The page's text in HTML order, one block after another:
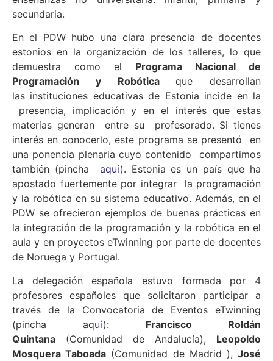
secundaria.
En el PDW hubo una clara presencia de docentes
estonios en la organización de los talleres, lo que
demuestra como el Programa Nacional de
Programación y Robóticaque desarrollan
las instituciones educativas de Estonia incide en la
presencia, implicación y en el interés que estas
materias generan entre su profesorado. Si tienes
interés en conocerlo, este programa se presentó en
una ponencia plenaria cuyo contenido compartimos
también (pincha aquí). Estonia es un país que ha
apostado fuertemente por integrar la programación
y la robótica en su sistema educativo. Además, en el
PDW se ofrecieron ejemplos de buenas prácticas en
la integración de la programación y la robótica en el
aula y en proyectos eTwinning por parte de docentes
de Noruega y Portugal.
La delegación española estuvo formada por 4
profesores españoles que solicitaron participar a
través de la Convocatoria de Eventos eTwinning
(pincha aquí): Francisco Roldán
Quintana (Comunidad de Andalucía), Leopoldo
Mosquera Taboada (Comunidad de Madrid ),José